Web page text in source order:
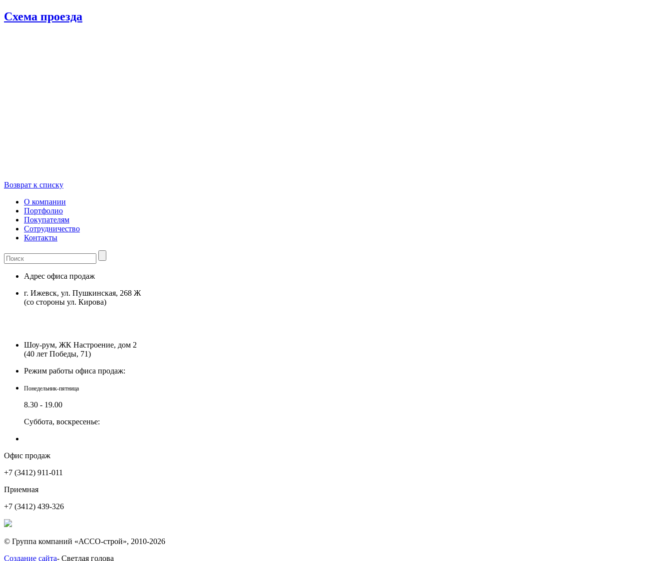
Схема проезда
Возврат к списку
О компании
Портфолио
Покупателям
Сотрудничество
Контакты
Адрес офиса продаж
г. Ижевск, ул. Пушкинская, 268 Ж
(со стороны ул. Кирова)
Шоу-рум, ЖК Настроение, дом 2
(40 лет Победы, 71)
Режим работы офиса продаж:
Понедельник-пятница
8.30 - 19.00
Суббота, воскресенье:
Офис продаж
+7 (3412) 911-011
Приемная
+7 (3412) 439-326
© Группа компаний «АССО-строй», 2010-2026
Создание сайта- Светлая голова